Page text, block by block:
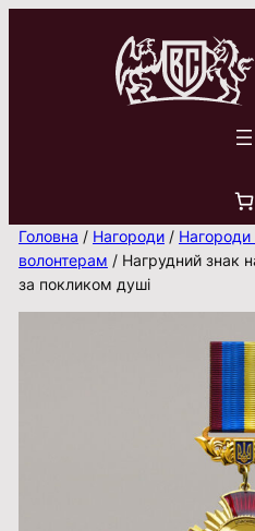
Головна / Нагороди/
волонтерам / Нагрудний знак
за покликом душі